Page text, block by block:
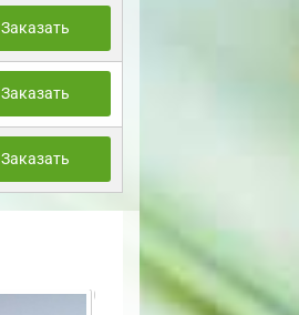
Заказать
Заказать
Заказать